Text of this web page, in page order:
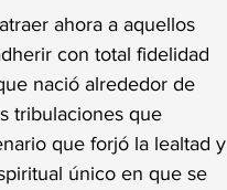
ahora a aquellos
con total fidelidad
nació alrededor de
tribulaciones que
que forjó la lealtad y
único en que se